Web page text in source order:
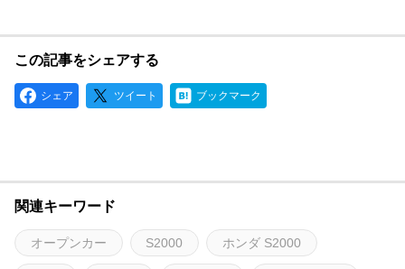
この記事をシェアする
シェア ツイート ブックマーク
関連キーワード
オープンカー S2000 ホンダ S2000